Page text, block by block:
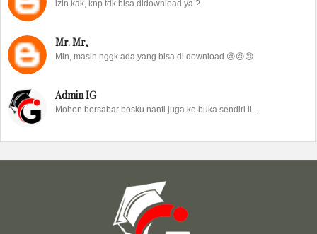
izin kak, knp tdk bisa didownload ya ?
Mr. Mr,
Min, masih nggk ada yang bisa di download 😢😢😢
Admin IG
Mohon bersabar bosku nanti juga ke buka sendiri li...